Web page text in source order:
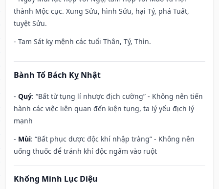
thành Mộc cục. Xung Sửu, hình Sửu, hại Tý, phá Tuất,
tuyệt Sửu.
- Tam Sát kỵ mệnh các tuổi Thân, Tý, Thìn.
Bành Tổ Bách Kỵ Nhật
- Quý: “Bất từ tụng lí nhược địch cường” - Không nên tiến
hành các việc liên quan đến kiện tụng, ta lý yếu địch lý
mạnh
- Mùi: “Bất phục dược độc khí nhập tràng” - Không nên
uống thuốc để tránh khí độc ngấm vào ruột
Khổng Minh Lục Diệu